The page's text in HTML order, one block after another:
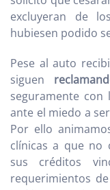
excluyeran de
hubiesen podido
Pese al auto
siguen
seguramente
ante el miedo a
Por ello
clínicas a que no
sus créditos
requerimientos